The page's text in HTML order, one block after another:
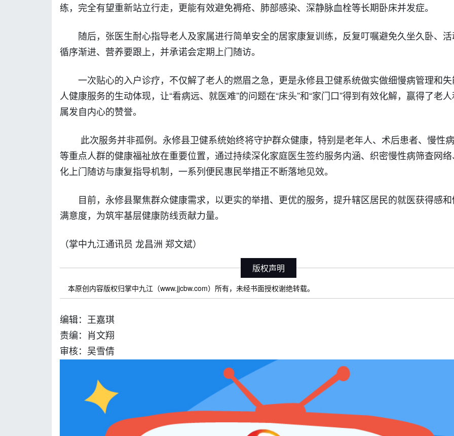
练，完全有望重新站立行走，更能有效避免褥疮、肺部感染、深静脉血栓等长期卧床并发症。
随后，张医生耐心指导老人及家属进行简单安全的居家康复训练，反复叮嘱避免久坐久卧、
循序渐进、营养要跟上，并承诺会定期上门随访。
一次贴心的入户诊疗，不仅解了老人的燃眉之急，更是永修县卫健系统做实做细慢病管理和
人健康服务的生动体现，让“看病远、就医难”的问题在“床头”和“家门口”得到有效化解，赢得了老
属发自内心的赞誉。
此次服务并非孤例。永修县卫健系统始终将守护群众健康，特别是老年人、术后患者、慢性
等重点人群的健康福祉放在重要位置，通过持续深化家庭医生签约服务内涵、织密慢性病筛查网
化上门随访与康复指导机制，一系列便民惠民举措正不断落地见效。
目前，永修县聚焦群众健康需求，以更实的举措、更优的服务，提升辖区居民的就医获得感
满意度，为筑牢基层健康防线贡献力量。
（掌中九江通讯员 龙昌洲 郑文斌）
版权声明
本原创内容版权归掌中九江（www.jjcbw.com）所有，未经书面授权谢绝转载。
编辑：王嘉琪
责编：肖文翔
审核：吴雪倩